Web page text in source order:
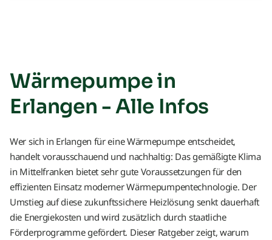
Wärmepumpe in
Erlangen - Alle Infos
Wer sich in Erlangen für eine Wärmepumpe entscheidet,
handelt vorausschauend und nachhaltig: Das gemäßigte Klima
in Mittelfranken bietet sehr gute Voraussetzungen für den
effizienten Einsatz moderner Wärmepumpentechnologie. Der
Umstieg auf diese zukunftssichere Heizlösung senkt dauerhaft
die Energiekosten und wird zusätzlich durch staatliche
Förderprogramme gefördert. Dieser Ratgeber zeigt, warum